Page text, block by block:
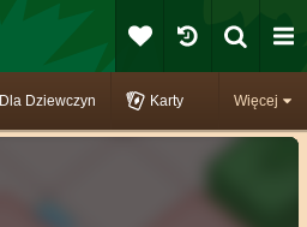
Więcej
Dla Dziewczyn Karty